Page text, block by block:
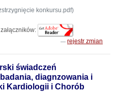
konkursu.pdf)
rejestr zmian
świadczeń
diagnzowania i
Kardiologii i Chorób